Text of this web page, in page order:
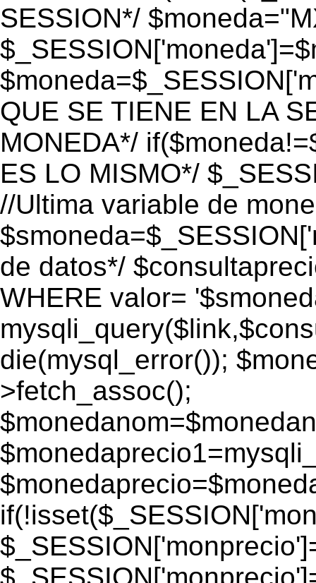
SESSION*/
QUE SE TIENE EN LA
MONEDA*/
ES LO MISMO*/
//Ultima variable de
de datos*/
WHERE valor=
die(mysql_error());
>fetch_assoc();